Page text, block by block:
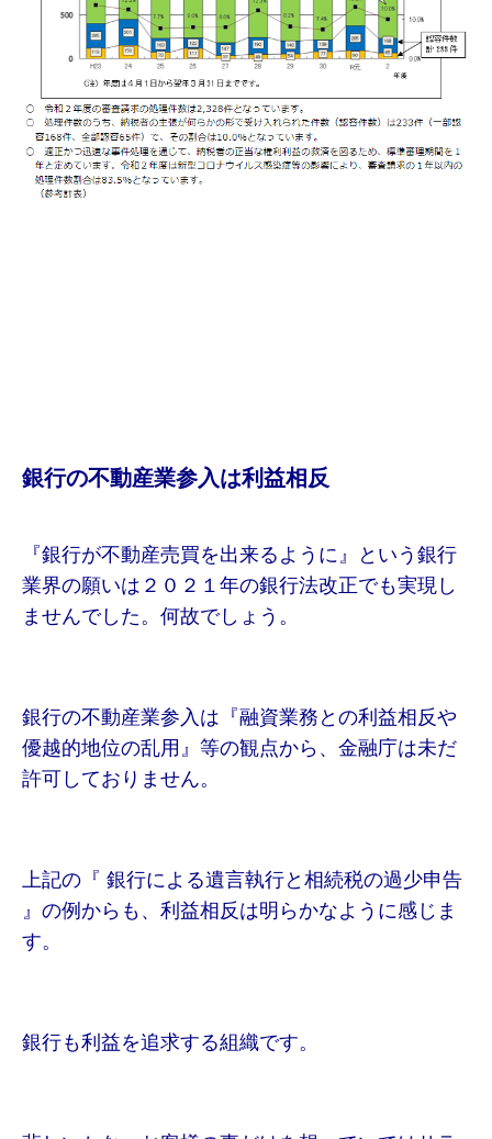
銀行の不動産業参入は利益相反
『銀行が不動産売買を出来るように』という銀行
業界の願いは２０２１年の銀行法改正でも実現し
ませんでした。何故でしょう。
銀行の不動産業参入は『融資業務との利益相反や
優越的地位の乱用』等の観点から、金融庁は未だ
許可しておりません。
上記の『 銀行による遺言執行と相続税の過少申告
』の例からも、利益相反は明らかなように感じま
す。
銀行も利益を追求する組織です。